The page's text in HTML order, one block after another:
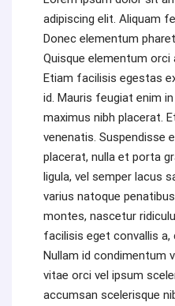
adipiscing elit. Aliquam
Donec elementum
Quisque elementum
Etiam facilisis egestas
id. Mauris feugiat enim
maximus nibh placerat.
venenatis. Suspendisse
placerat, nulla et porta
ligula, vel semper lacus
varius natoque
montes, nascetur
facilisis eget convallis a,
Nullam id condimentum
vitae orci vel ipsum
accumsan scelerisque